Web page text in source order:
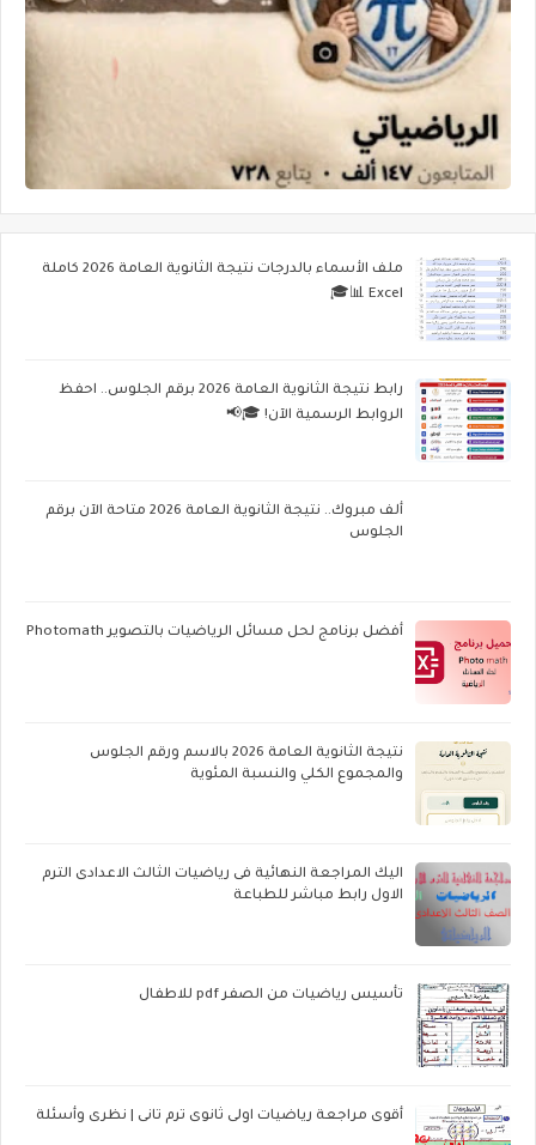
ملف الأسماء بالدرجات نتيجة الثانوية العامة 2026 كاملة
Excel 📊🎓
رابط نتيجة الثانوية العامة 2026 برقم الجلوس.. احفظ
الروابط الرسمية الآن! 🎓📢
ألف مبروك.. نتيجة الثانوية العامة 2026 متاحة الآن برقم
الجلوس
أفضل برنامج لحل مسائل الرياضيات بالتصوير Photomath
نتيجة الثانوية العامة 2026 بالاسم ورقم الجلوس
والمجموع الكلي والنسبة المئوية
اليك المراجعة النهائية فى رياضيات الثالث الاعدادى الترم
الاول رابط مباشر للطباعة
تأسيس رياضيات من الصفر pdf للاطفال
أقوى مراجعة رياضيات اولى ثانوى ترم تانى | نظرى وأسئلة